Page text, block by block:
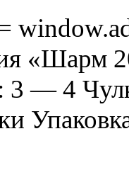
«Шарм
3 — 4